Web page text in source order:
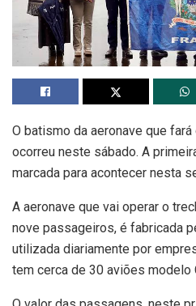
O batismo da aeronave que
ocorreu neste sábado. A
marcada para acontecer nesta
A aeronave que vai operar o
nove passageiros, é fabricada
utilizada diariamente por
tem cerca de 30 aviões modelo